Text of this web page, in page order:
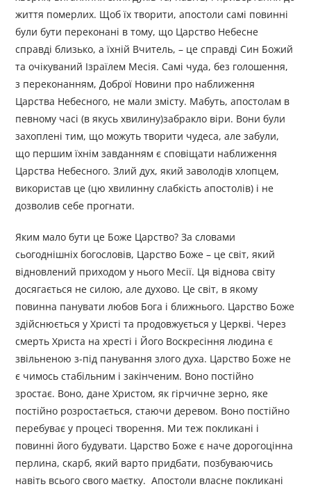
життя померлих. Щоб їх творити, апостоли самі повинні
були бути переконані в тому, що Царство Небесне
справді близько, а їхній Вчитель, – це справді Син Божий
та очікуваний Ізраїлем Месія. Самі чуда, без голошення,
з переконанням, Доброї Новини про наближення
Царства Небесного, не мали змісту. Мабуть, апостолам в
певному часі (в якусь хвилину)забракло віри. Вони були
захоплені тим, що можуть творити чудеса, але забули,
що першим їхнім завданням є сповіщати наближення
Царства Небесного. Злий дух, який заволодів хлопцем,
використав це (цю хвилинну слабкість апостолів) і не
дозволив себе прогнати.
Яким мало бути це Боже Царство? За словами
сьогоднішніх богословів, Царство Боже – це світ, який
відновлений приходом у нього Месії. Ця віднова світу
досягається не силою, але духово. Це світ, в якому
повинна панувати любов Бога і ближнього. Царство Боже
здійснюється у Христі та продовжується у Церкві. Через
смерть Христа на хресті і Його Воскресіння людина є
звільненою з-під панування злого духа. Царство Боже не
є чимось стабільним і закінченим. Воно постійно
зростає. Воно, дане Христом, як гірчичне зерно, яке
постійно розростається, стаючи деревом. Воно постійно
перебуває у процесі творення. Ми теж покликані і
повинні його будувати. Царство Боже є наче дорогоцінна
перлина, скарб, який варто придбати, позбуваючись
навіть всього свого маєтку. Апостоли власне покликані